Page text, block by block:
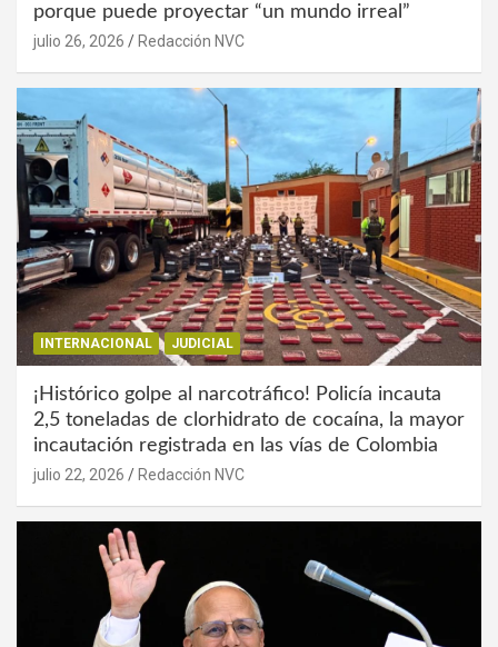
porque puede proyectar “un mundo irreal”
julio 26, 2026 Redacción NVC
INTERNACIONAL JUDICIAL
¡Histórico golpe al narcotráfico! Policía incauta
2,5 toneladas de clorhidrato de cocaína, la mayor
incautación registrada en las vías de Colombia
julio 22, 2026 Redacción NVC